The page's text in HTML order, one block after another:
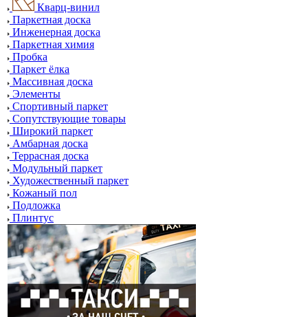
Кварц-винил
Паркетная доска
Инженерная доска
Паркетная химия
Пробка
Паркет ёлка
Массивная доска
Элементы
Спортивный паркет
Сопутствующие товары
Широкий паркет
Амбарная доска
Террасная доска
Модульный паркет
Художественный паркет
Кожаный пол
Подложка
Плинтус